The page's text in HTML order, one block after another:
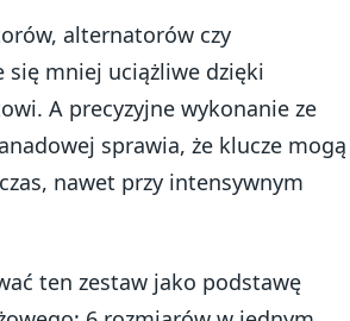
alternatorów czy
się mniej uciążliwe dzięki
A precyzyjne wykonanie ze
sprawia, że klucze mogą
czas, nawet przy intensywnym
ten zestaw jako podstawę